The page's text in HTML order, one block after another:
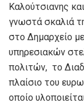
Καλούτσιανης
γνωστά σκαλιά
στο Δημαρχείο
υπηρεσιακών
πολιτών, το
πλαίσιο του
οποίο